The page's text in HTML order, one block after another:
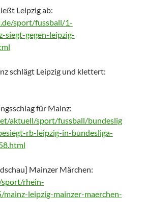
Leipzig ab:
sport/fussball/1-
siegt-gegen-leipzig-
schlägt Leipzig und klettert:
für Mainz:
aktuell/sport/fussball/bundeslig
rb-leipzig-in-bundesliga-
Mainzer Märchen:
rhein-
mainz-leipzig-mainzer-maerchen-